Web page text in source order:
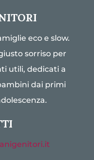
eco e slow.
sorriso per
utili, dedicati a
dai primi